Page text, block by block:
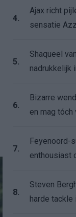
4.
Ajax richt
sensatie
5.
Shaqueel
nadrukkelijk
6.
Bizarre
en mag tóch
7.
Feyenoord-
enthousiast
8.
Steven
harde tackle